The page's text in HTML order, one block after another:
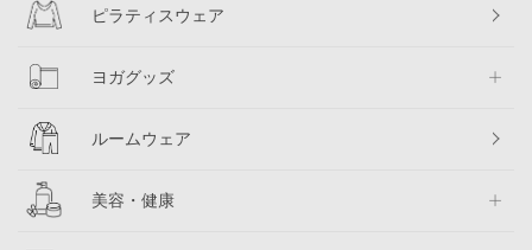
ピラティスウェア
ヨガグッズ
ルームウェア
美容・健康